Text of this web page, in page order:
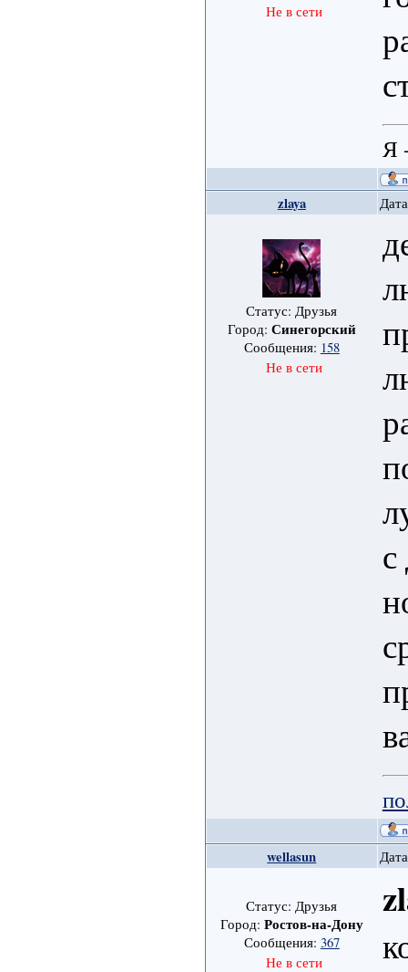
Не в сети
Я
zlaya
Статус: Друзья
Город: Синегорский
Сообщения: 158
Не в сети
wellasun
Статус: Друзья
Город: Ростов-на-Дону
Сообщения: 367
Не в сети